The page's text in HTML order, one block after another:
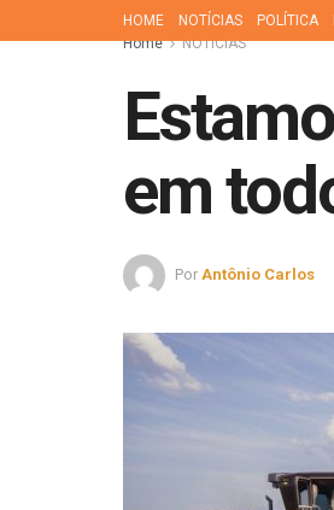
HOME NOTÍCIAS POLÍTICA
Home
NOTÍCIAS
em
Por Antônio Carlos